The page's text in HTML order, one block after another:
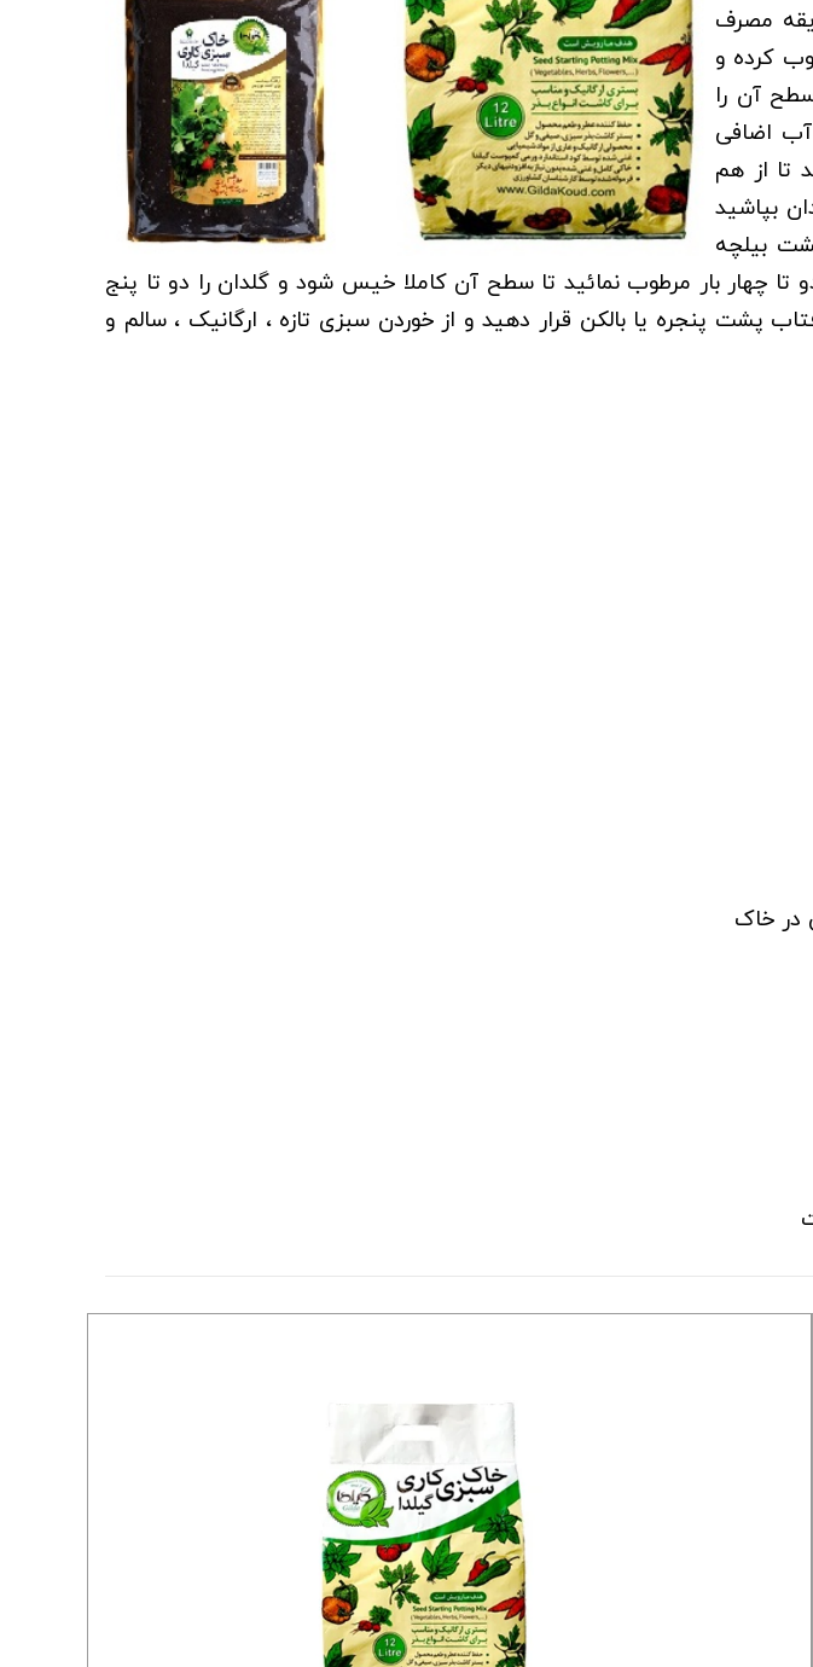
مصرف
کرده و
و سطح آن را
اضافی
تا از هم
بپاشید
يا پشت بيلچه
تا چهار بار مرطوب نمائید تا سطح آن کاملا خيس شود و گلدان را دو تا پنج
پشت پنجره یا بالکن قرار دهید و از خوردن سبزی تازه ، ارگانیک ، سالم و
در خاک